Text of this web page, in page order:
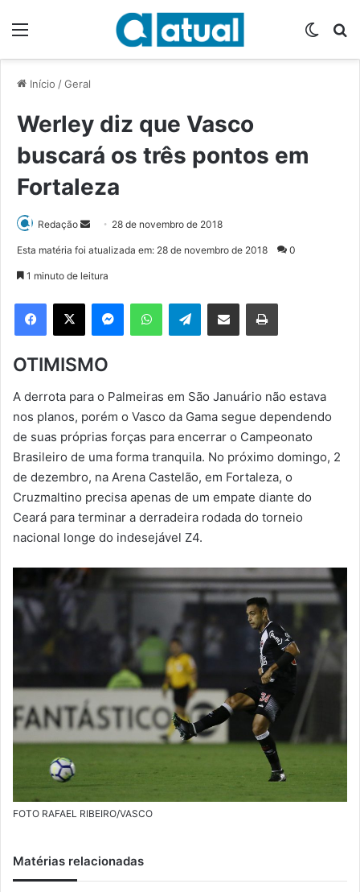
Início /Geral
Werley diz que Vasco
buscará os três pontos em
Fortaleza
Redação
d
e
m
e
m
a
i
l
28 de novembro de 2018
Esta matéria foi atualizada em: 28 de novembro de 2018 0
1 minuto de leitura
Telegram
OTIMISMO
A derrota para o Palmeiras em São Januário não estava
nos planos, porém o Vasco da Gama segue dependendo
de suas próprias forças para encerrar o Campeonato
Brasileiro de uma forma tranquila. No próximo domingo, 2
de dezembro, na Arena Castelão, em Fortaleza, o
Cruzmaltino precisa apenas de um empate diante do
Ceará para terminar a derradeira rodada do torneio
nacional longe do indesejável Z4.
FOTO RAFAEL RIBEIRO/VASCO
Matérias relacionadas